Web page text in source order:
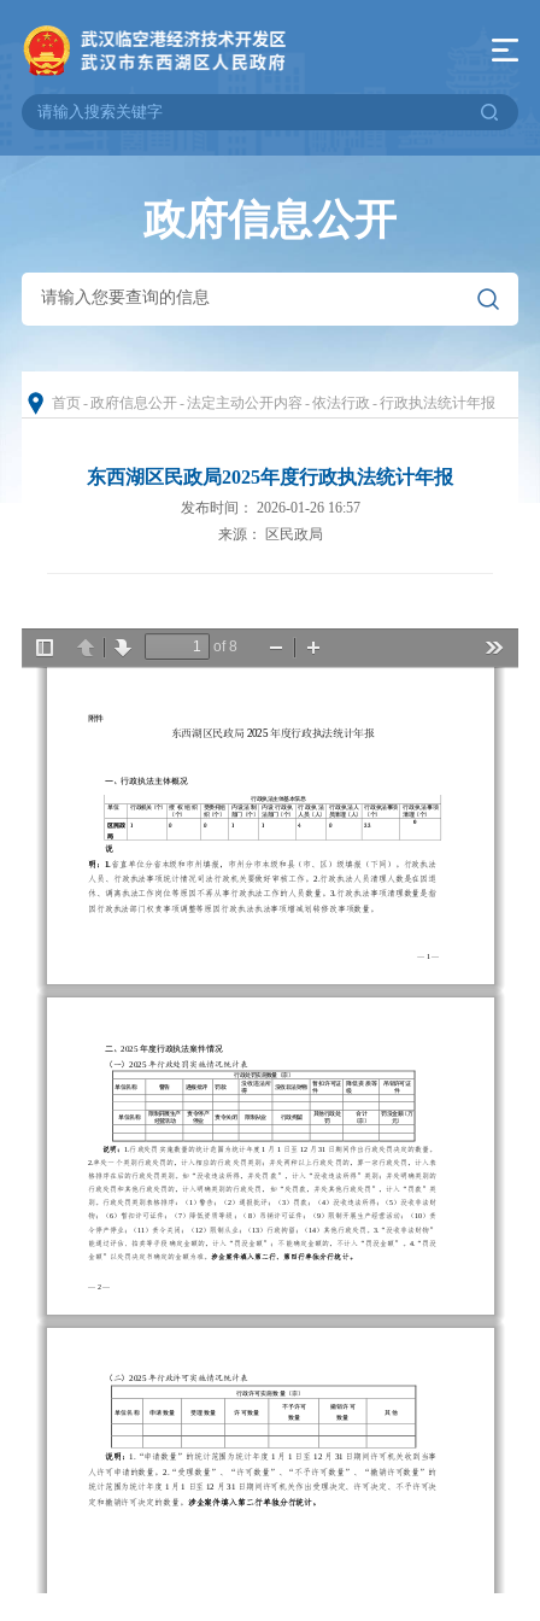
政府信息公开
首页-政府信息公开-法定主动公开内容 -依法行政 -行政执法统计年报
东西湖区民政局2025年度行政执法统计年报
发布时间： 2026-01-26 16:57
来源： 区民政局